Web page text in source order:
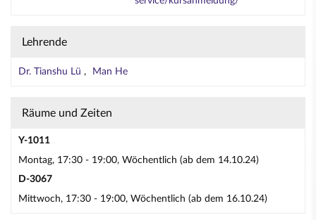
Lehrende
Dr. Tianshu Lü Man He
Räume und Zeiten
Y-1011
Montag, 17:30 - 19:00, Wöchentlich (ab dem 14.10.24)
D-3067
Mittwoch, 17:30 - 19:00, Wöchentlich (ab dem 16.10.24)